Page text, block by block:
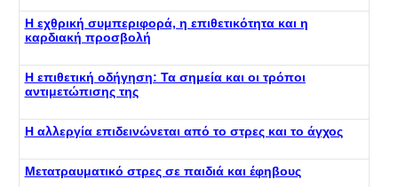
Η εχθρική συμπεριφορά, η επιθετικότητα και η
καρδιακή προσβολή
Η επιθετική οδήγηση: Τα σημεία και οι τρόποι
αντιμετώπισης της
Η αλλεργία επιδεινώνεται από το στρες και το άγχος
Μετατραυματικό στρες σε παιδιά και έφηβους